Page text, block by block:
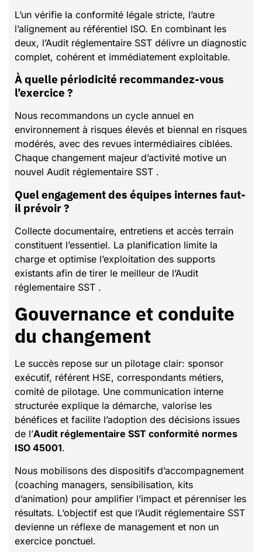
L’un vérifie la conformité légale stricte, l’autre
l’alignement au référentiel ISO. En combinant les
deux, l’Audit réglementaire SST délivre un diagnostic
complet, cohérent et immédiatement exploitable.
À quelle périodicité recommandez-vous
l’exercice ?
Nous recommandons un cycle annuel en
environnement à risques élevés et biennal en risques
modérés, avec des revues intermédiaires ciblées.
Chaque changement majeur d’activité motive un
nouvel Audit réglementaire SST .
Quel engagement des équipes internes faut-
il prévoir ?
Collecte documentaire, entretiens et accès terrain
constituent l’essentiel. La planification limite la
charge et optimise l’exploitation des supports
existants afin de tirer le meilleur de l’Audit
réglementaire SST .
Gouvernance et conduite
du changement
Le succès repose sur un pilotage clair: sponsor
exécutif, référent HSE, correspondants métiers,
comité de pilotage. Une communication interne
structurée explique la démarche, valorise les
bénéfices et facilite l’adoption des décisions issues
de l’Audit réglementaire SST conformité normes
ISO 45001.
Nous mobilisons des dispositifs d’accompagnement
(coaching managers, sensibilisation, kits
d’animation) pour amplifier l’impact et pérenniser les
résultats. L’objectif est que l’Audit réglementaire SST
devienne un réflexe de management et non un
exercice ponctuel.